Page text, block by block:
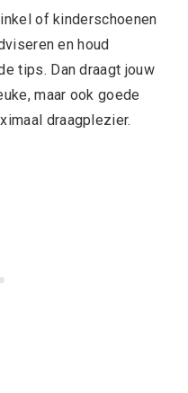
of kinderschoenen
en houd
tips. Dan draagt jouw
maar ook goede
draagplezier.